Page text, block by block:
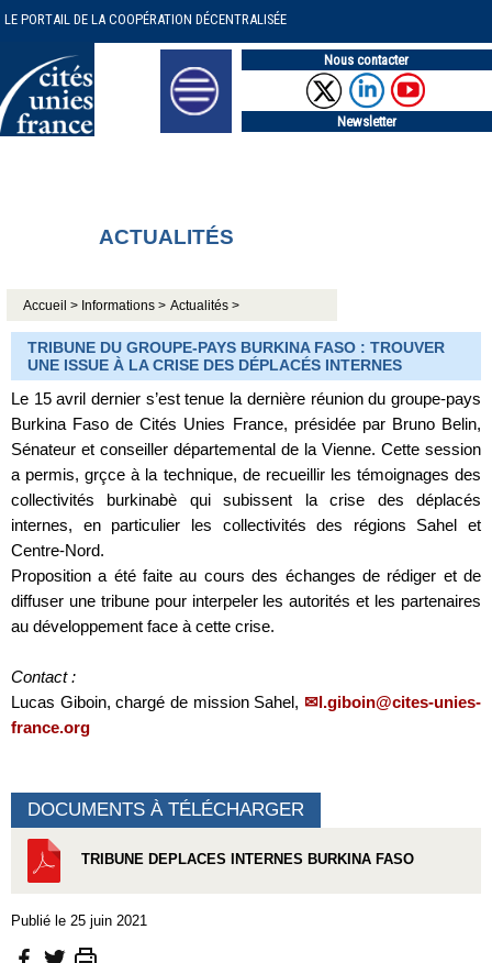
LE PORTAIL DE LA COOPÉRATION DÉCENTRALISÉE
Nous contacter
Newsletter
ACTUALITÉS
Accueil > Informations > Actualités >
TRIBUNE DU GROUPE-PAYS BURKINA FASO : TROUVER
UNE ISSUE À LA CRISE DES DÉPLACÉS INTERNES
Le 15 avril dernier s’est tenue la dernière réunion du groupe-pays
Burkina Faso de Cités Unies France, présidée par Bruno Belin,
Sénateur et conseiller départemental de la Vienne. Cette session
a permis, grçce à la technique, de recueillir les témoignages des
collectivités burkinabè qui subissent la crise des déplacés
internes, en particulier les collectivités des régions Sahel et
Centre-Nord.
Proposition a été faite au cours des échanges de rédiger et de
diffuser une tribune pour interpeler les autorités et les partenaires
au développement face à cette crise.
Contact :
Lucas Giboin, chargé de mission Sahel,
l.giboin@cites-unies-
france.org
DOCUMENTS À TÉLÉCHARGER
TRIBUNE DEPLACES INTERNES BURKINA FASO
Publié le 25 juin 2021